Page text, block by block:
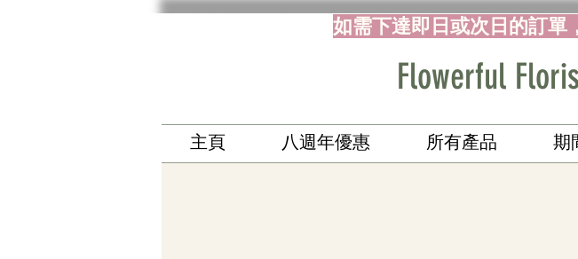
如需下達即日或次日的訂單
Flowerful
主頁 八週年優惠 所有產品 期